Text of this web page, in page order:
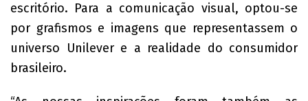
escritório. Para a comunicação visual, optou-se
por grafismos e imagens que representassem o
universo Unilever e a realidade do consumidor
brasileiro.